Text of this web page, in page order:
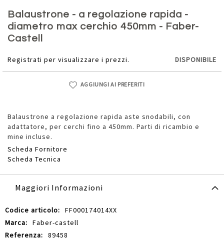
Balaustrone - a regolazione rapida -
diametro max cerchio 450mm - Faber-
Castell
Registrati per visualizzare i prezzi. DISPONIBILE
AGGIUNGI AI PREFERITI
Balaustrone a regolazione rapida aste snodabili, con
adattatore, per cerchi fino a 450mm. Parti di ricambio e
mine incluse.
Scheda Fornitore
Scheda Tecnica
all'inizio
della
galleria
di
Maggiori Informazioni
Maggiori
Informazioni
FF000174014XX
Faber-castell
89458